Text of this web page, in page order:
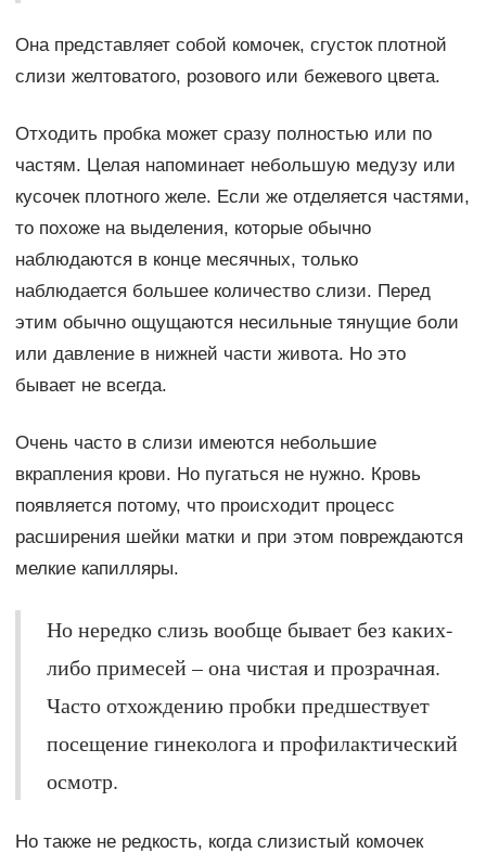
Она представляет собой комочек, сгусток плотной
слизи желтоватого, розового или бежевого цвета.
Отходить пробка может сразу полностью или по
частям. Целая напоминает небольшую медузу или
кусочек плотного желе. Если же отделяется частями,
то похоже на выделения, которые обычно
наблюдаются в конце месячных, только
наблюдается большее количество слизи. Перед
этим обычно ощущаются несильные тянущие боли
или давление в нижней части живота. Но это
бывает не всегда.
Очень часто в слизи имеются небольшие
вкрапления крови. Но пугаться не нужно. Кровь
появляется потому, что происходит процесс
расширения шейки матки и при этом повреждаются
мелкие капилляры.
Но нередко слизь вообще бывает без каких-
либо примесей – она чистая и прозрачная.
Часто отхождению пробки предшествует
посещение гинеколога и профилактический
осмотр.
Но также не редкость, когда слизистый комочек